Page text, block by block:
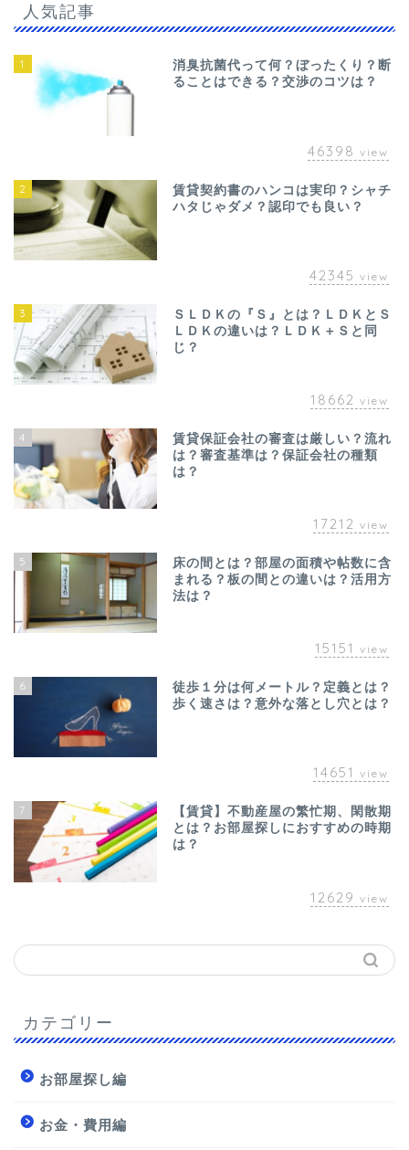
人気記事
1
消臭抗菌代って何？ぼったくり？断
ることはできる？交渉のコツは？
46398 view
2
賃貸契約書のハンコは実印？シャチ
ハタじゃダメ？認印でも良い？
42345 view
3
ＳＬＤＫの『Ｓ』とは？ＬＤＫとＳ
ＬＤＫの違いは？ＬＤＫ＋Ｓと同
じ？
18662 view
4
賃貸保証会社の審査は厳しい？流れ
は？審査基準は？保証会社の種類
は？
17212 view
5
床の間とは？部屋の面積や帖数に含
まれる？板の間との違いは？活用方
法は？
15151 view
6
徒歩１分は何メートル？定義とは？
歩く速さは？意外な落とし穴とは？
14651 view
7
【賃貸】不動産屋の繁忙期、閑散期
とは？お部屋探しにおすすめの時期
は？
12629 view
カテゴリー
お部屋探し編
お金・費用編